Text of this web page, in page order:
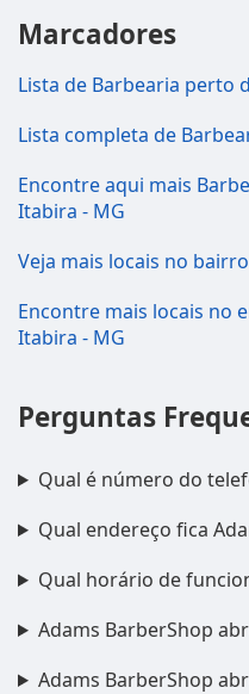
Marcadores
Lista de Barbearia perto
Lista completa de
Encontre aqui mais
Itabira - MG
Veja mais locais no
Encontre mais locais no
Itabira - MG
Perguntas
Qual é número do
Qual endereço fica
Qual horário de
Adams BarberShop
Adams BarberShop